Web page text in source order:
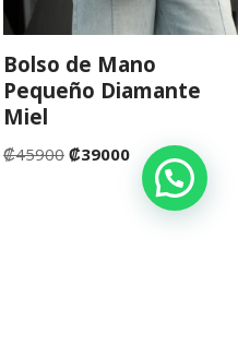
Bolso de Mano
Pequeño Diamante
Miel
₡45900 ₡39000